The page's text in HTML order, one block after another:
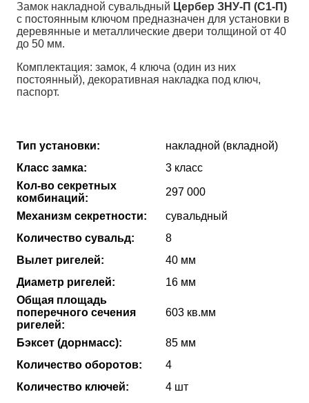
Замок накладной сувальдный Цербер ЗНУ-П (С1-П)
с постоянным ключом предназначен для установки в
деревянные и металлические двери толщиной от 40
до 50 мм.
Комплектация: замок, 4 ключа (один из них
постоянный), декоративная накладка под ключ,
паспорт.
Тип установки:
накладной (вкладной)
Класс замка:
3 класс
Кол-во секретных
комбинаций:
297 000
Механизм секретности:
сувальдный
Количество сувальд:
8
Вылет ригелей:
40 мм
Диаметр ригелей:
16 мм
Общая площадь
поперечного сечения
ригелей:
603 кв.мм
Бэксет (дорнмасс):
85 мм
Количество оборотов:
4
Количество ключей:
4 шт